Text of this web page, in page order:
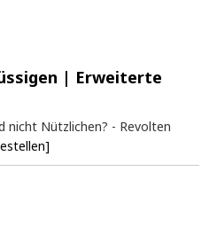
| Erweiterte
nicht Nützlichen? - Revolten